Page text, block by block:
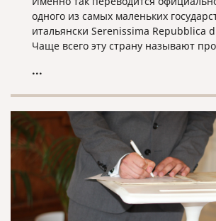
одного из самых маленьких
итальянски Serenissima Repubblica
Чаще всего эту страну называют
человек и площадью в 60,57 км², оно
...